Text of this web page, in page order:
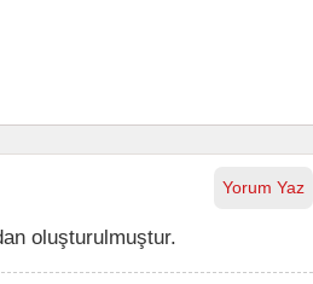
Yorum Yaz
oluşturulmuştur.